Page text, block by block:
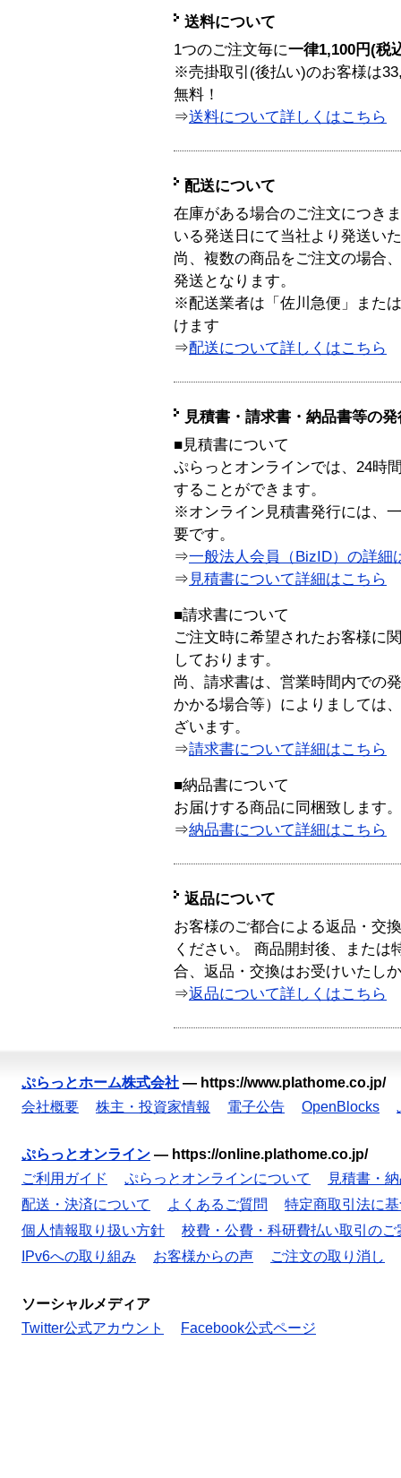
送料について
1つのご注文毎に一律1,100円(税
※売掛取引(後払い)のお客様は
無料！
⇒送料について詳しくはこちら
配送について
在庫がある場合のご注文につき
いる発送日にて当社より発送い
尚、複数の商品をご注文の場合
発送となります。
※配送業者は「佐川急便」また
けます
⇒配送について詳しくはこちら
見積書・請求書・納品書等の
■見積書について
ぷらっとオンラインでは、24時
することができます。
※オンライン見積書発行には、
要です。
⇒一般法人会員（BizID）の詳細
⇒ 見積書について詳細はこちら
■請求書について
ご注文時に希望されたお客様に
しております。
尚、請求書は、営業時間内での
かかる場合等）によりましては
ざいます。
⇒請求書について詳細はこちら
■納品書について
お届けする商品に同梱致します。
⇒納品書について詳細はこちら
返品について
お客様のご都合による返品・交
ください。 商品開封後、または
合、返品・交換はお受けいたし
⇒返品について詳しくはこちら
ぷらっとホーム株式会社 — https://www.plathome.co.jp/
会社概要
株主・投資家情報 電子公告 OpenBlocks
ぷらっとオンライン — https://online.plathome.co.jp/
ご利用ガイド
ぷらっとオンラインについて
見積書・
配送・決済について
よくあるご質問
特定商取引法に
個人情報取り扱い方針
校費・公費・科研費払い取引のご
IPv6への取り組み
お客様からの声 ご注文の取り消し
ソーシャルメディア
Twitter公式アカウント
Facebook公式ページ